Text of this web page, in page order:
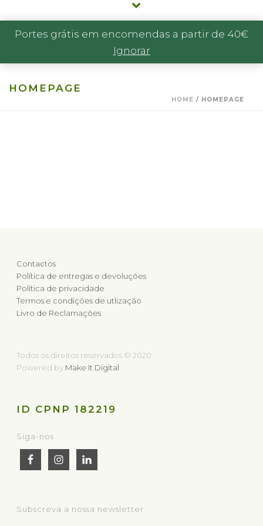
Portes grátis em encomendas a partir de 40€
Ignorar
HOMEPAGE
HOME / HOMEPAGE
Contactos
Política de entregas e devoluções
Política de privacidade
Termos e condições de utlização
Livro de Reclamações
Todos os direitos reservados © 2020
Powered by Make It Digital
ID CPNP 182219
Siga-nos
Subscreva a nossa newsletter